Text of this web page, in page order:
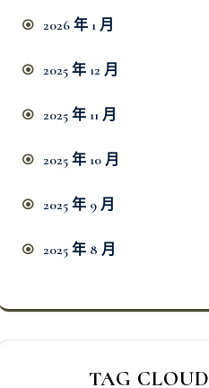
2026 年 1 月
2025 年 12 月
2025 年 11 月
2025 年 10 月
2025 年 9 月
2025 年 8 月
TAG CLOUD